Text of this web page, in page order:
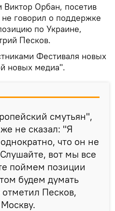
Орбан, посетив
говорил о поддержке
по Украине,
Песков.
Фестиваля новых
новых медиа".
смутьян",
не сказал: "Я
что он не
вот мы все
поймем позиции
будем думать
Песков,